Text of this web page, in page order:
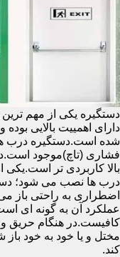
دستگیره یکی از مهم
دارای اهمییت بالایی
شده است.دستگیره درب
فشاری (تاچ)موجود
بالا کاربردی تر است.یکی
درب ها نصب می شود؛
اضطراری به راحتی باز
عملکرد آن به گونه ای
کافیست.در هنگام حریق و
مختل و یا خود به خود
کند.